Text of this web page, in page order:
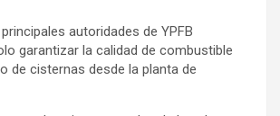
autoridades de YPFB
garantizar la calidad de combustible
de cisternas desde la planta de